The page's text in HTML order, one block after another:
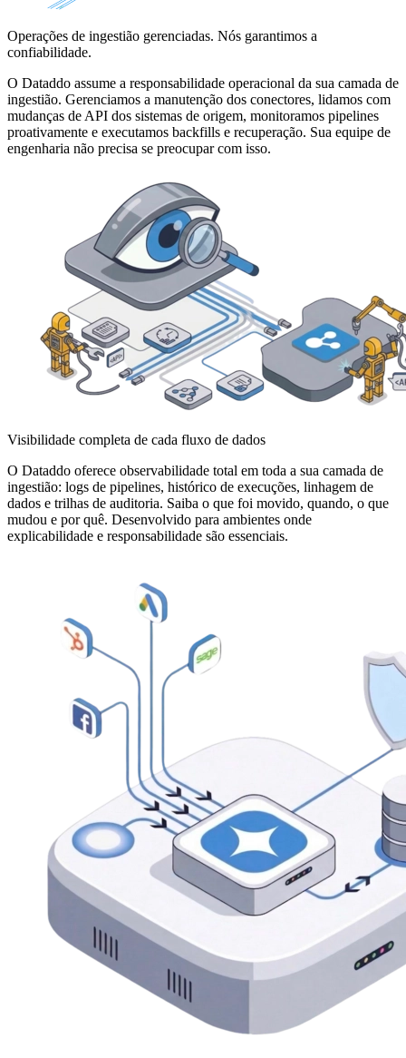
Operações de ingestião gerenciadas. Nós garantimos a
confiabilidade.
O Dataddo assume a responsabilidade operacional da sua camada de
ingestião. Gerenciamos a manutenção dos conectores, lidamos com
mudanças de API dos sistemas de origem, monitoramos pipelines
proativamente e executamos backfills e recuperação. Sua equipe de
engenharia não precisa se preocupar com isso.
Visibilidade completa de cada fluxo de dados
O Dataddo oferece observabilidade total em toda a sua camada de
ingestião: logs de pipelines, histórico de execuções, linhagem de
dados e trilhas de auditoria. Saiba o que foi movido, quando, o que
mudou e por quê. Desenvolvido para ambientes onde
explicabilidade e responsabilidade são essenciais.